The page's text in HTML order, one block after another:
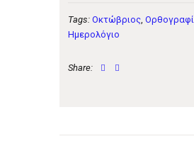
Tags: Οκτώβριος,
Ημερολόγιο
Share: